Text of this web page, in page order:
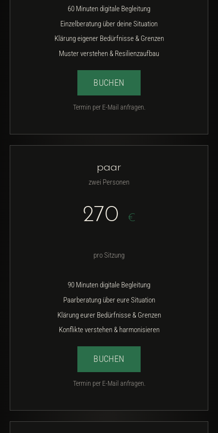
60 Minuten digitale Begleitung
Einzelberatung über deine Situation
Klärung eigener Bedürfnisse & Grenzen
Muster verstehen & Resilienzaufbau
BUCHEN
Termin per E-Mail anfragen.
paar
zwei Personen
270 €
pro Sitzung
90 Minuten digitale Begleitung
Paarberatung über eure Situation
Klärung eurer Bedürfnisse & Grenzen
Konflikte verstehen & harmonisieren
BUCHEN
Termin per E-Mail anfragen.